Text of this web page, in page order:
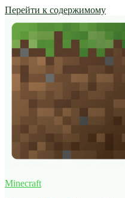
Перейти к содержимому
Minecraft